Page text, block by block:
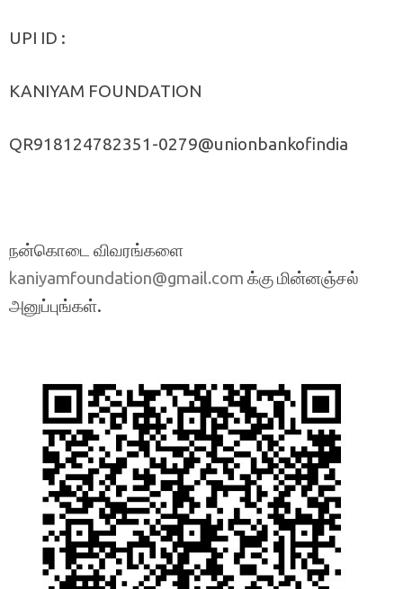
UPI ID :
KANIYAM FOUNDATION
QR918124782351-0279@unionbankofindia
நன்கொடை விவரங்களை
kaniyamfoundation@gmail.com க்கு மின்னஞ்சல்
அனுப்புங்கள்.